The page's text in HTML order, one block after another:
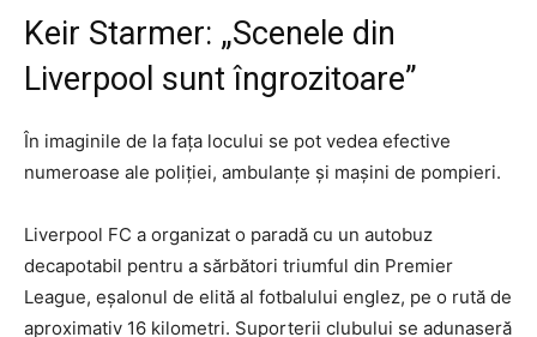
Keir Starmer: „Scenele din
Liverpool sunt îngrozitoare”
În imaginile de la fața locului se pot vedea efective
numeroase ale poliției, ambulanțe și mașini de pompieri.
Liverpool FC a organizat o paradă cu un autobuz
decapotabil pentru a sărbători triumful din Premier
League, eșalonul de elită al fotbalului englez, pe o rută de
aproximativ 16 kilometri. Suporterii clubului se adunaseră